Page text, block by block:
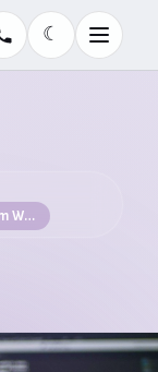
☾
Меню
Готови Темплейти и Шаблони за Уеб Сайт от Weberest